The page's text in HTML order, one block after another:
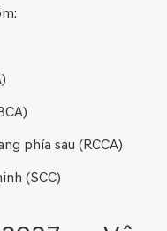
phía sau (RCCA)
(SCC)